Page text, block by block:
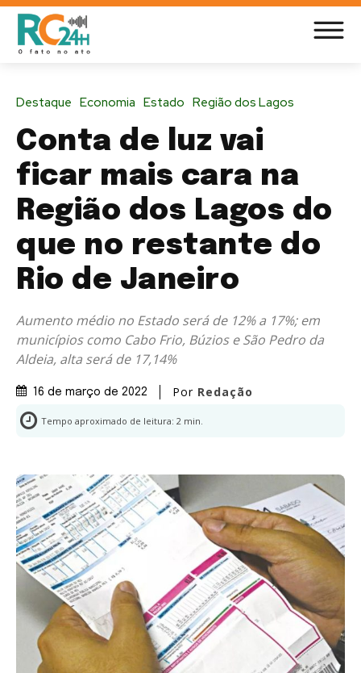
Destaque Economia Estado Região dos Lagos
Conta de luz vai
ficar mais cara na
Região dos Lagos do
que no restante do
Rio de Janeiro
Aumento médio no Estado será de 12% a 17%; em
municípios como Cabo Frio, Búzios e São Pedro da
Aldeia, alta será de 17,14%
16 de março de 2022 Por Redação
Tempo aproximado de leitura: 2 min.